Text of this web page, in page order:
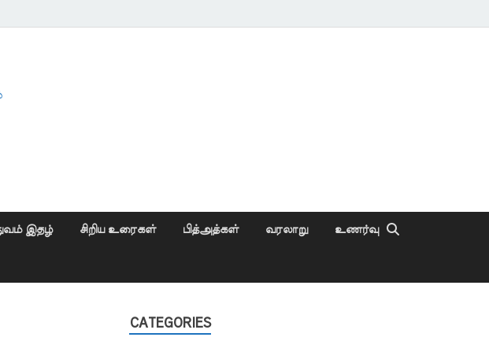
இதழ் சிறிய உரைகள் பித்அத்கள் வரலாறு உணர்வு
CATEGORIES